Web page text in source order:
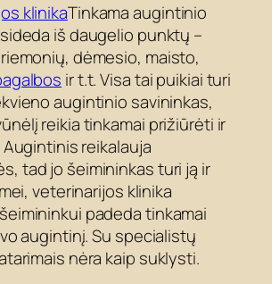
Tinkama augintinio
iš daugelio punktų –
dėmesio, maisto,
ir t.t. Visa tai puikiai turi
augintinio savininkas,
reikia tinkamai prižiūrėti ir
reikalauja
tad jo šeimininkas turi ją ir
veterinarijos klinika
padeda tinkamai
augintinį. Su specialistų
nėra kaip suklysti.